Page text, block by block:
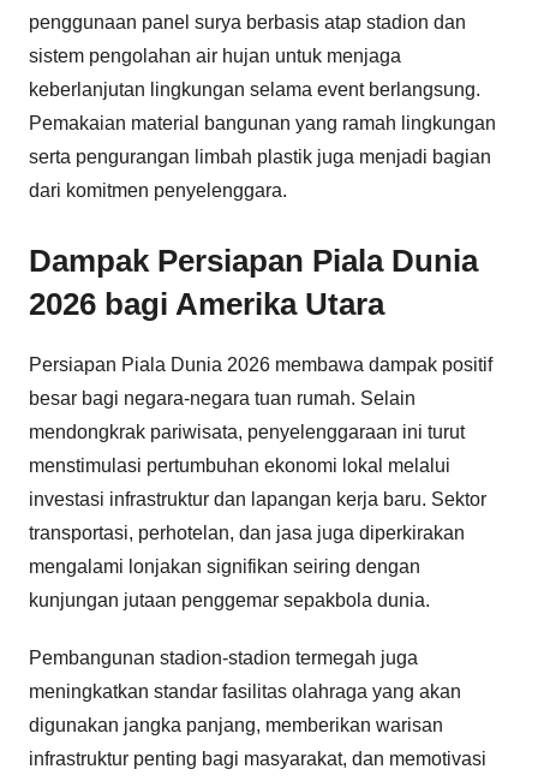
penggunaan panel surya berbasis atap stadion dan
sistem pengolahan air hujan untuk menjaga
keberlanjutan lingkungan selama event berlangsung.
Pemakaian material bangunan yang ramah lingkungan
serta pengurangan limbah plastik juga menjadi bagian
dari komitmen penyelenggara.
Dampak Persiapan Piala Dunia
2026 bagi Amerika Utara
Persiapan Piala Dunia 2026 membawa dampak positif
besar bagi negara-negara tuan rumah. Selain
mendongkrak pariwisata, penyelenggaraan ini turut
menstimulasi pertumbuhan ekonomi lokal melalui
investasi infrastruktur dan lapangan kerja baru. Sektor
transportasi, perhotelan, dan jasa juga diperkirakan
mengalami lonjakan signifikan seiring dengan
kunjungan jutaan penggemar sepakbola dunia.
Pembangunan stadion-stadion termegah juga
meningkatkan standar fasilitas olahraga yang akan
digunakan jangka panjang, memberikan warisan
infrastruktur penting bagi masyarakat, dan memotivasi